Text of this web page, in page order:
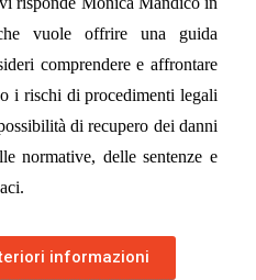
vuole offrire una guida
comprendere e affrontare
i rischi di procedimenti legali
di recupero dei danni
normative, delle sentenze e
informazioni